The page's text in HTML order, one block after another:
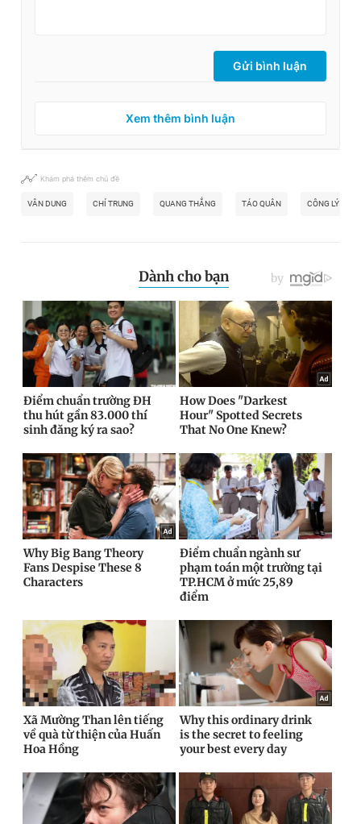
Gửi bình luận
Xem thêm bình luận
Khám phá thêm chủ đề
VÂN DUNG CHÍ TRUNG QUANG THẮNG TÁO QUÂN CÔNG LÝ